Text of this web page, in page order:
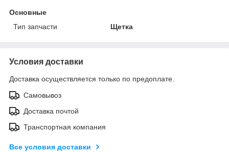
Основные
Тип запчасти
Щетка
Условия доставки
Доставка осуществляется только по предоплате.
Самовывоз
Доставка почтой
Транспортная компания
Все условия доставки